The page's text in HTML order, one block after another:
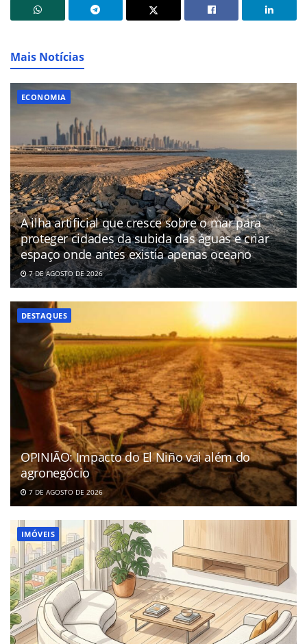
Mais Notícias
ECONOMIA
A ilha artificial que cresce sobre o mar para
proteger cidades da subida das águas e criar
espaço onde antes existia apenas oceano
7 DE AGOSTO DE 2026
DESTAQUES
OPINIÃO: Impacto do El Niño vai além do
agronegócio
7 DE AGOSTO DE 2026
IMÓVEIS